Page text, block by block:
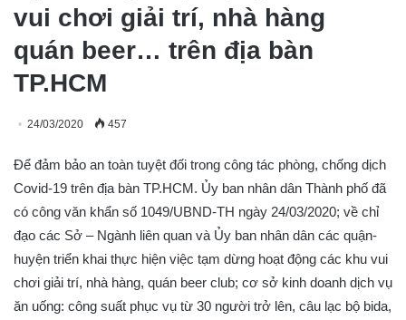
vui chơi giải trí, nhà hàng
quán beer… trên địa bàn
TP.HCM
24/03/2020 457
Để đảm bảo an toàn tuyệt đối trong công tác phòng, chống dịch
Covid-19 trên địa bàn TP.HCM. Ủy ban nhân dân Thành phố đã
có công văn khẩn số 1049/UBND-TH ngày 24/03/2020; về chỉ
đạo các Sở – Ngành liên quan và Ủy ban nhân dân các quận-
huyện triển khai thực hiện việc tạm dừng hoạt động các khu vui
chơi giải trí, nhà hàng, quán beer club; cơ sở kinh doanh dịch vụ
ăn uống: công suất phục vụ từ 30 người trở lên, câu lạc bộ bida,